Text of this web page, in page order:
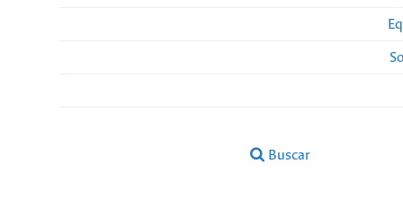
Buscar